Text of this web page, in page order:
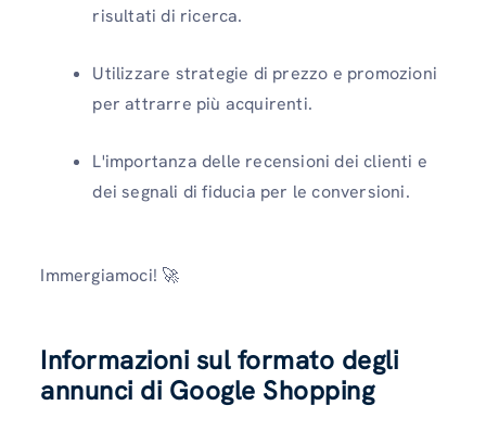
risultati di ricerca.
Utilizzare strategie di prezzo e promozioni
per attrarre più acquirenti.
L'importanza delle recensioni dei clienti e
dei segnali di fiducia per le conversioni.
Immergiamoci! 🚀
Informazioni sul formato degli
annunci di Google Shopping